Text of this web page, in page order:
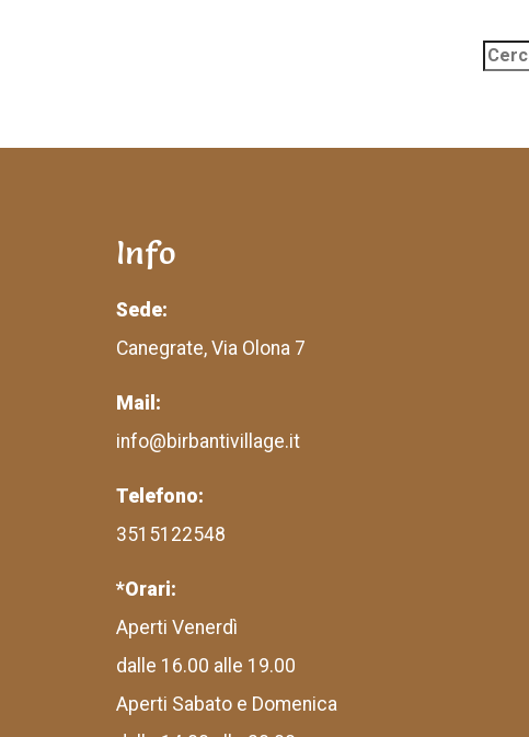
per:
Info
Sede:
Canegrate, Via Olona 7
Mail:
info@birbantivillage.it
Telefono:
3515122548
*Orari:
Aperti Venerdì
dalle 16.00 alle 19.00
Aperti Sabato e Domenica